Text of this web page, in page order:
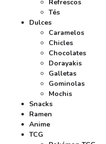
Refrescos
Tés
Dulces
Caramelos
Chicles
Chocolates
Dorayakis
Galletas
Gominolas
Mochis
Snacks
Ramen
Anime
TCG